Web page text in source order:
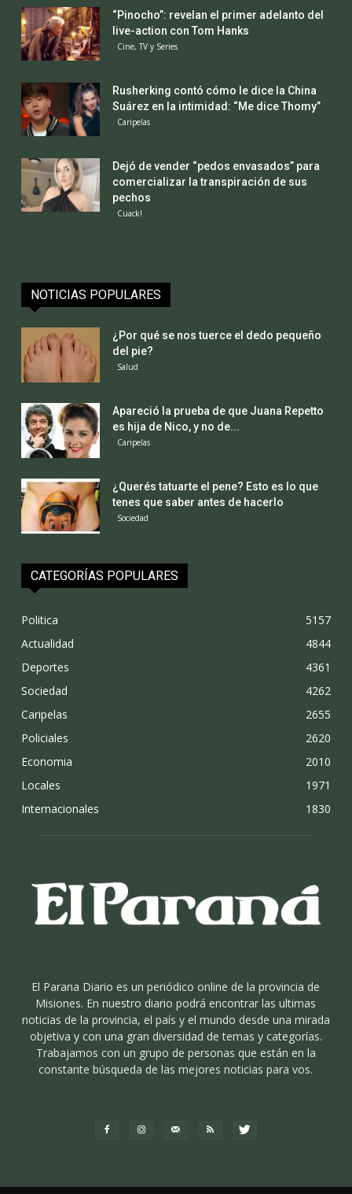
“Pinocho”: revelan el primer adelanto del
live-action con Tom Hanks
Cine, TV y Series
Rusherking contó cómo le dice la China
Suárez en la intimidad: “Me dice Thomy”
Caripelas
Dejó de vender “pedos envasados” para
comercializar la transpiración de sus
pechos
Cuack!
NOTICIAS POPULARES
¿Por qué se nos tuerce el dedo pequeño
del pie?
Salud
Apareció la prueba de que Juana Repetto
es hija de Nico, y no de...
Caripelas
¿Querés tatuarte el pene? Esto es lo que
tenes que saber antes de hacerlo
Sociedad
CATEGORÍAS POPULARES
Politica
5157
Actualidad
4844
Deportes
4361
Sociedad
4262
Caripelas
2655
Policiales
2620
Economia
2010
Locales
1971
Internacionales
1830
El Parana Diario es un periódico online de la provincia de
Misiones. En nuestro diario podrá encontrar las ultimas
noticias de la provincia, el país y el mundo desde una mirada
objetiva y con una gran diversidad de temas y categorías.
Trabajamos con un grupo de personas que están en la
constante búsqueda de las mejores noticias para vos.